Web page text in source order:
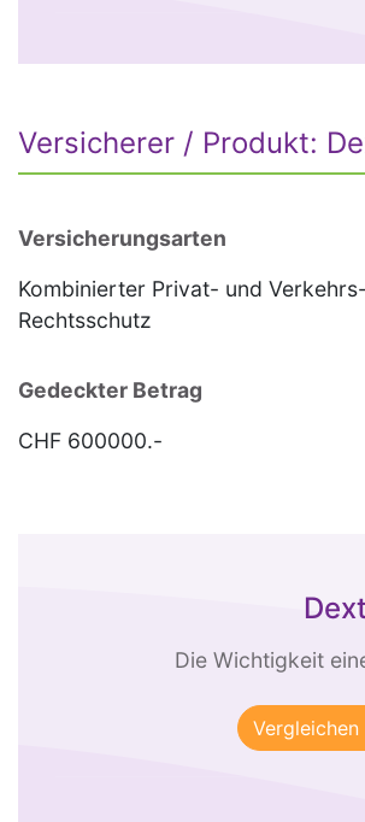
Versicherer / Produkt:
Versicherungsarten
Kombinierter Privat- und Verkehrs-
Rechtsschutz
Gedeckter Betrag
CHF 600000.-
Die Wichtigkeit